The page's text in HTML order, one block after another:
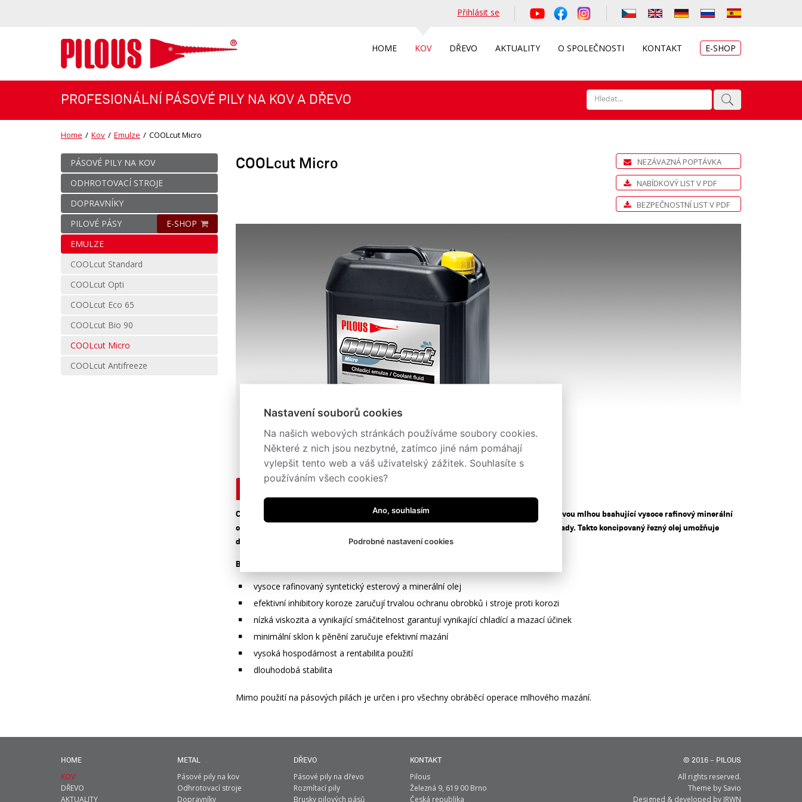
Přihlásit se
HOME KOV DŘEVO AKTUALITY O SPOLEČNOSTI KONTAKT E-SHOP
PROFESIONÁLNÍ PÁSOVÉ PILY NA KOV A DŘEVO
Home / Kov / Emulze / COOLcut Micro
PÁSOVÉ PILY NA KOV
ODHROTOVACÍ STROJE
DOPRAVNÍKY
PILOVÉ PÁSY
E-SHOP
EMULZE
COOLcut Standard
COOLcut Opti
COOLcut Eco 65
COOLcut Bio 90
COOLcut Micro
COOLcut Antifreeze
COOLcut Micro
NEZÁVAZNÁ POPTÁVKA
NABÍDKOVÝ LIST V PDF
BEZPEČNOSTNÍ LIST V PDF
COOLcut Micro – unikátní polosyntetický řezný olej pro operace minimálního mazání olejovou mlhou bsahující vysoce rafinový minerální
olej,vysoce rafinovaný syntetický esterový olej a efektivní vysokotlaké a protioděrové přísady. Takto koncipovaný řezný olej umožňuje
dosažení unikátních mazacích a chladících vlastností během obráběcího procesu.
Balení
vysoce rafinovaný syntetický esterový a minerální olej
efektivní inhibitory koroze zaručují trvalou ochranu obrobků i stroje proti korozi
nízká viskozita a vynikající smáčitelnost garantují vynikající chladící a mazací účinek
minimální sklon k pěnění zaručuje efektivní mazání
vysoká hospodárnost a rentabilita použití
dlouhodobá stabilita
Mimo použití na pásových pilách je určen i pro všechny obráběcí operace mlhového mazání.
HOME
KOV
DŘEVO
AKTUALITY
METAL
Pásové pily na kov
Odhrotovací stroje
Dopravníky
DŘEVO
Pásové pily na dřevo
Rozmítací pily
Brusky pilových pásů
KONTAKT
Pilous
Železná 9, 619 00 Brno
Česká republika
© 2016 – PILOUS
All rights reserved.
Theme by Savio
Designed & developed by JRWN
Nastavení souborů cookies
Na našich webových stránkách používáme soubory cookies.
Některé z nich jsou nezbytné, zatímco jiné nám pomáhají
vylepšit tento web a váš uživatelský zážitek. Souhlasíte s
používáním všech cookies?
Ano, souhlasím
Podrobné nastavení cookies